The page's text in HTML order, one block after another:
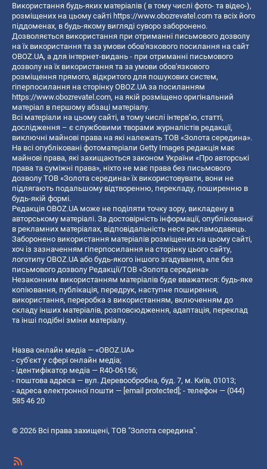
Використання будь-яких матеріалів ( в тому числі фото- та відео-),
розміщених на цьому сайті https://www.obozrevatel.com та всіх його
піддоменах, в будь-якому вигляді суворо заборонено.
Дозволяється використання при отриманні письмового дозволу
на їх використання та за умови обов'язкового посилання на сайт
OBOZ.UA, а для інтернет-видань - при отриманні письмового
дозволу на їх використання та за умови обов'язкового
розміщення прямого, відкритого для пошукових систем,
гіперпосилання на сторінку OBOZ.UA за посиланням
https://www.obozrevatel.com, на якій розміщено оригінальний
матеріал в першому абзаці матеріалу.
Всі матеріали на цьому сайті, в тому числі інтерв’ю, статті,
дослідження – є службовими творами журналістів редакції,
виключні майнові права на які належать ТОВ «Золота середина».
На всі опубліковані фотоматеріали Getty Images редакція має
майнові права, які захищаються законом України «Про авторські
права та суміжні права», ніхто не має права без письмового
дозволу ТОВ «Золота середина» їх використовувати, вони не
підлягають подальшому відтворенню, перекладу, поширенню в
будь-якій формі.
Редакція OBOZ.UA може не поділяти точку зору, викладену в
авторському матеріалі. За достовірність інформації, опублікованої
в рекламних матеріалах, відповідальність несе рекламодавець.
Заборонено використання матеріалів розміщених на цьому сайті,
хоч із зазначенням гіперпосилання на сторінку цього сайту,
логотипу OBOZ.UA або будь-якого іншого згадування, але без
письмового дозволу Редакції/ТОВ «Золота середина»
Незаконним використанням матеріалів буде вважатися: будь-яке
копiювання, публiкацiя, передрук, наступне поширення,
використання, переробка з використанням, включенням до
складу інших матеріалів, розповсюдження, адаптація, переклад
та інші подібні зміни матеріалу.
Назва онлайн медіа — «OBOZ.UA»
- суб'єкт у сфері онлайн медіа;
- ідентифікатор медіа — R40-06156;
- поштова адреса — вул. Деревообробна, буд. 7, м. Київ, 01013;
- адреса електронної пошти — [email protected]; - телефон — (044)
585 46 20
© 2026 Всі права захищені, ТОВ "Золота середина".